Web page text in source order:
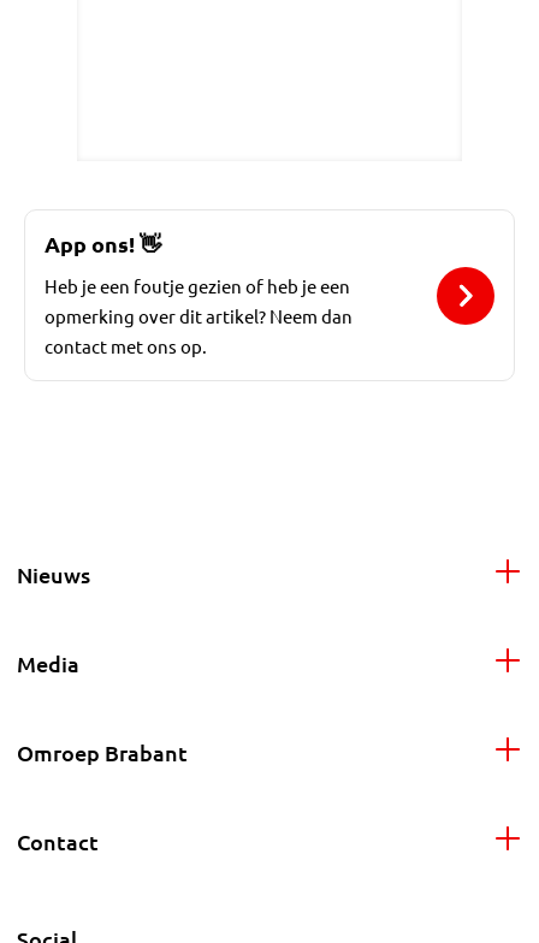
App ons!👋
Heb je een foutje gezien of heb je een
opmerking over dit artikel? Neem dan
contact met ons op.
Nieuws
Media
Omroep Brabant
Contact